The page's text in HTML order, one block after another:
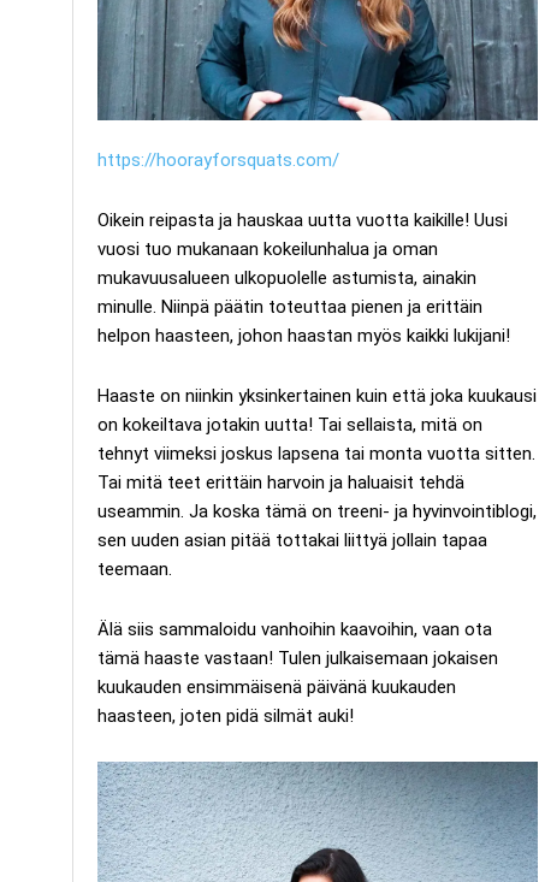
https://hoorayforsquats.com/
Oikein reipasta ja hauskaa uutta vuotta kaikille! Uusi
vuosi tuo mukanaan kokeilunhalua ja oman
mukavuusalueen ulkopuolelle astumista, ainakin
minulle. Niinpä päätin toteuttaa pienen ja erittäin
helpon haasteen, johon haastan myös kaikki lukijani!
Haaste on niinkin yksinkertainen kuin että joka kuukausi
on kokeiltava jotakin uutta! Tai sellaista, mitä on
tehnyt viimeksi joskus lapsena tai monta vuotta sitten.
Tai mitä teet erittäin harvoin ja haluaisit tehdä
useammin. Ja koska tämä on treeni- ja hyvinvointiblogi,
sen uuden asian pitää tottakai liittyä jollain tapaa
teemaan.
Älä siis sammaloidu vanhoihin kaavoihin, vaan ota
tämä haaste vastaan! Tulen julkaisemaan jokaisen
kuukauden ensimmäisenä päivänä kuukauden
haasteen, joten pidä silmät auki!